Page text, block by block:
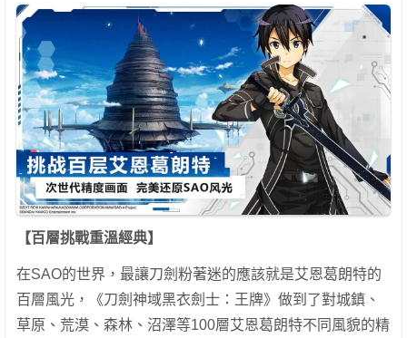
【百層挑戰重溫經典】
在SAO的世界，最讓刀劍粉著迷的應該就是艾恩葛朗特的
百層風光，《刀劍神域黑衣劍士：王牌》做到了對城鎮、
草原、荒漠、森林、沼澤等100層艾恩葛朗特不同風貌的精